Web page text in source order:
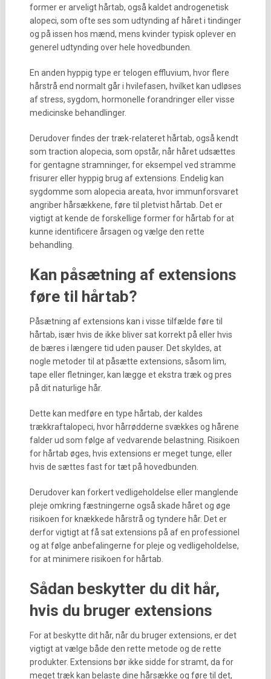
former er arveligt hårtab, også kaldet androgenetisk
alopeci, som ofte ses som udtynding af håret i tindinger
og på issen hos mænd, mens kvinder typisk oplever en
generel udtynding over hele hovedbunden.
En anden hyppig type er telogen effluvium, hvor flere
hårstrå end normalt går i hvilefasen, hvilket kan udløses
af stress, sygdom, hormonelle forandringer eller visse
medicinske behandlinger.
Derudover findes der træk-relateret hårtab, også kendt
som traction alopecia, som opstår, når håret udsættes
for gentagne stramninger, for eksempel ved stramme
frisurer eller hyppig brug af extensions. Endelig kan
sygdomme som alopecia areata, hvor immunforsvaret
angriber hårsækkene, føre til pletvist hårtab. Det er
vigtigt at kende de forskellige former for hårtab for at
kunne identificere årsagen og vælge den rette
behandling.
Kan påsætning af extensions
føre til hårtab?
Påsætning af extensions kan i visse tilfælde føre til
hårtab, især hvis de ikke bliver sat korrekt på eller hvis
de bæres i længere tid uden pauser. Det skyldes, at
nogle metoder til at påsætte extensions, såsom lim,
tape eller fletninger, kan lægge et ekstra træk og pres
på dit naturlige hår.
Dette kan medføre en type hårtab, der kaldes
trækkraftalopeci, hvor hårrødderne svækkes og hårene
falder ud som følge af vedvarende belastning. Risikoen
for hårtab øges, hvis extensions er meget tunge, eller
hvis de sættes fast for tæt på hovedbunden.
Derudover kan forkert vedligeholdelse eller manglende
pleje omkring fæstningerne også skade håret og øge
risikoen for knækkede hårstrå og tyndere hår. Det er
derfor vigtigt at få sat extensions på af en professionel
og at følge anbefalingerne for pleje og vedligeholdelse,
for at minimere risikoen for hårtab.
Sådan beskytter du dit hår,
hvis du bruger extensions
For at beskytte dit hår, når du bruger extensions, er det
vigtigt at vælge både den rette metode og de rette
produkter. Extensions bør ikke sidde for stramt, da for
meget træk kan belaste dine hårsække og føre til det,